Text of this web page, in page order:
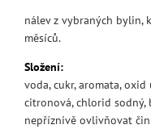
nálev z vybraných bylin,
měsíců.
Složení:
voda, cukr, aromata,
citronová, chlorid sodný,
nepříznivě ovlivňovat